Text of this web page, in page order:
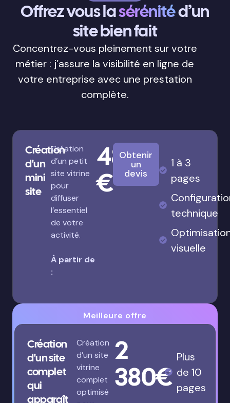
Offrez vous lasérénitéd’un
site bien fait
Concentrez-vous pleinement sur votre
métier : j’assure la visibilité en ligne de
votre entreprise avec une prestation
complète.
Création
d'un
mini
site
Création
d’un petit
site vitrine
pour
diffuser
l’essentiel
de votre
activité.
À partir de
:
480
€
Obtenir
un
devis
1 à 3
pages
technique
visuelle
Meilleure offre
Création
d'un site
complet
qui
apparaît
Création
d’un site
vitrine
complet
optimisé
2
380€
Plus
de 10
pages